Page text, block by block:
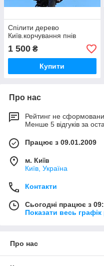
Спілити дерево
Київ.корчування пнів
1 500 ₴
Купити
Про нас
Рейтинг не
Менше 5 відгуків за
Працює з 09.01.2009
м. Київ
Київ, Україна
Контакти
Сьогодні працює з
Показати весь
Про нас